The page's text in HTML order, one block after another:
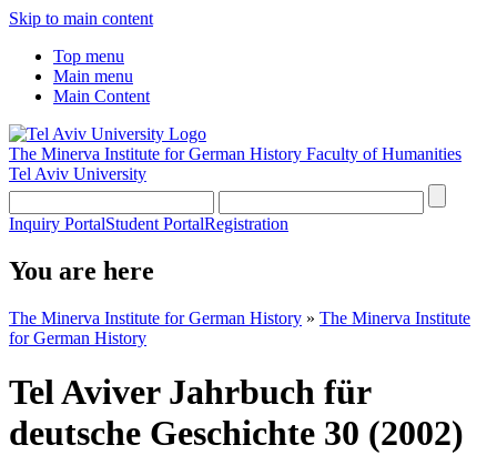
Skip to main content
Top menu
Main menu
Main Content
The Minerva Institute for German History Faculty of Humanities
Tel Aviv University
Inquiry PortalStudent PortalRegistration
You are here
The Minerva Institute for German History » The Minerva Institute
for German History
Tel Aviver Jahrbuch für
deutsche Geschichte 30 (2002)